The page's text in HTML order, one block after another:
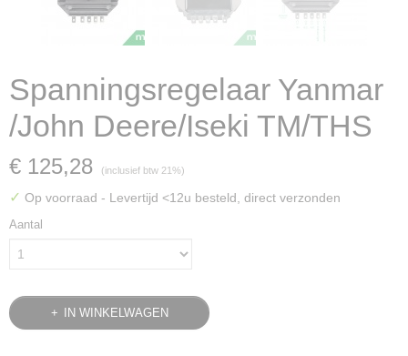
Spanningsregelaar Yanmar
/John Deere/Iseki TM/THS
€ 125,28 (inclusief btw 21%)
✓ Op voorraad - Levertijd <12u besteld, direct verzonden
Aantal
IN WINKELWAGEN